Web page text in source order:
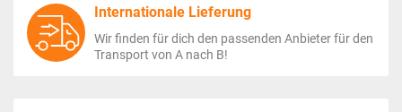
Internationale Lieferung
Wir finden für dich den passenden Anbieter für den
Transport von A nach B!